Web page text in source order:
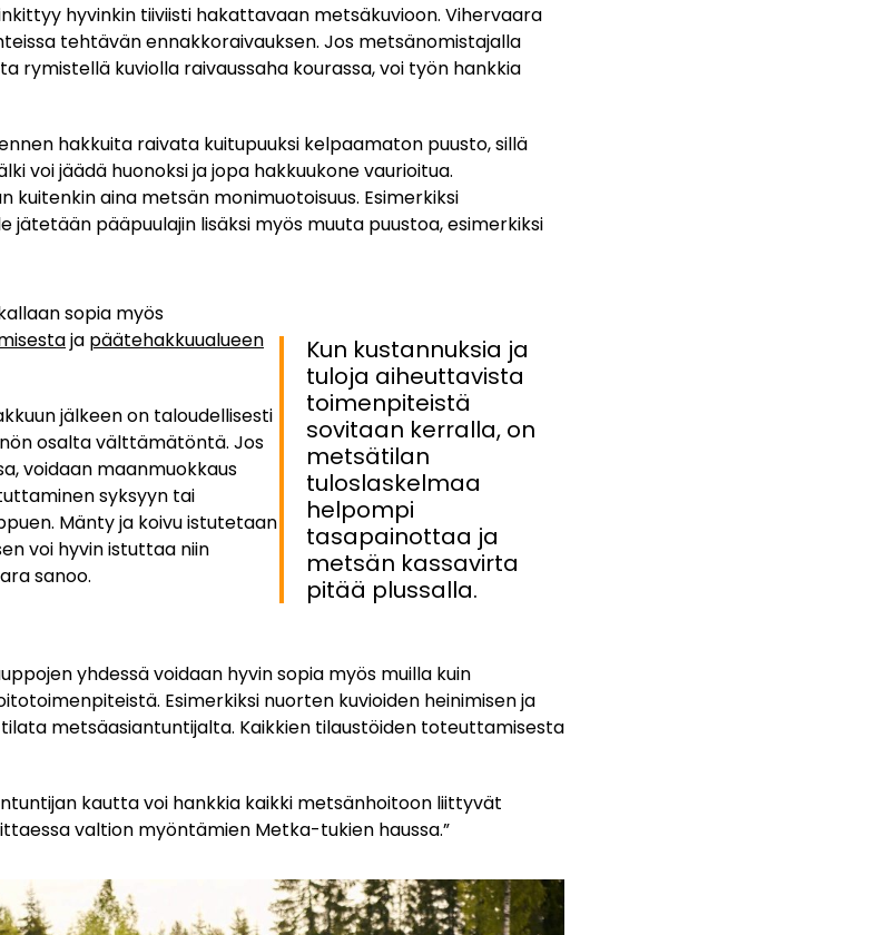
hyvinkin tiiviisti hakattavaan metsäkuvioon. Vihervaara
tehtävän ennakkoraivauksen. Jos metsänomistajalla
rymistellä kuviolla raivaussaha kourassa, voi työn hankkia
hakkuita raivata kuitupuuksi kelpaamaton puusto, sillä
voi jäädä huonoksi ja jopa hakkuukone vaurioitua.
kuitenkin aina metsän monimuotoisuus. Esimerkiksi
jätetään pääpuulajin lisäksi myös muuta puustoa, esimerkiksi
sopia myös
ja päätehakkuualueen
jälkeen on taloudellisesti
osalta välttämätöntä. Jos
voidaan maanmuokkaus
syksyyn tai
Mänty ja koivu istutetaan
voi hyvin istuttaa niin
sanoo.
Kun kustannuksia ja
tuloja aiheuttavista
toimenpiteistä
sovitaan kerralla, on
metsätilan
tuloslaskelmaa
helpompi
tasapainottaa ja
metsän kassavirta
pitää plussalla.
yhdessä voidaan hyvin sopia myös muilla kuin
Esimerkiksi nuorten kuvioiden heinimisen ja
metsäasiantuntijalta. Kaikkien tilaustöiden toteuttamisesta
kautta voi hankkia kaikki metsänhoitoon liittyvät
valtion myöntämien Metka-tukien haussa.”